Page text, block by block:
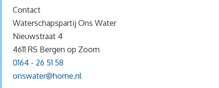
Contact
Waterschapspartij Ons Water
Nieuwstraat 4
4611 RS Bergen op Zoom
0164 - 26 51 58
onswater@home.nl